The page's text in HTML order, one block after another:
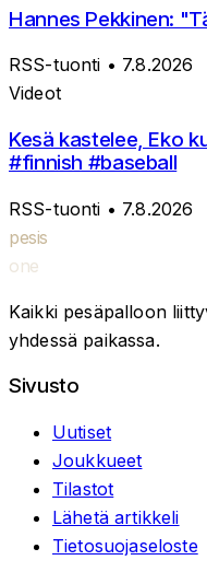
Hannes Pekkinen:
RSS-tuonti • 7.8.2026
Videot
Kesä kastelee, Eko
#finnish #baseball
RSS-tuonti • 7.8.2026
pesis
one
Kaikki pesäpalloon
yhdessä paikassa.
Sivusto
Uutiset
Joukkueet
Tilastot
Lähetä artikkeli
Tietosuojaseloste